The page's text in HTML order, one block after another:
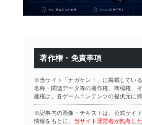
著作権・免責事項
※当サイト「ナガケン！」に掲載している
名称・関連データ等の著作権、商標権、
産権は、各ゲームコンテンツの提供元に帰
※記事内の画像・テキストは、公式サイ
情報をもとに、
当サイト運営者が熟考し